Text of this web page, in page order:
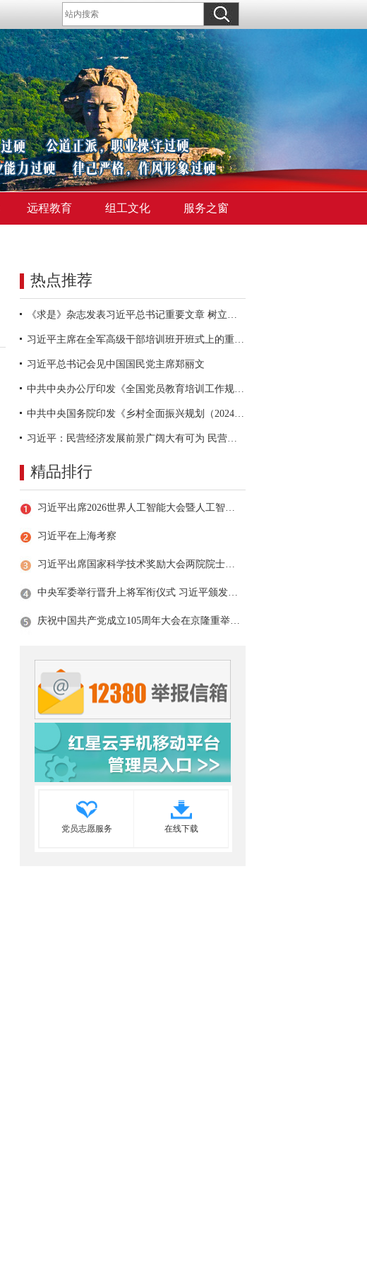
远程教育 组工文化 服务之窗
热点推荐
《求是》杂志发表习近平总书记重要文章 树立和践行正确政绩观
习近平主席在全军高级干部培训班开班式上的重要讲话引领全军开展思想整风、深化政治整训
习近平总书记会见中国国民党主席郑丽文
中共中央办公厅印发《全国党员教育培训工作规划（2024－2028年）》
中共中央国务院印发《乡村全面振兴规划（2024—2027年）》
习近平：民营经济发展前景广阔大有可为 民营企业和民营企业家大显身手正当其时
精品排行
习近平出席2026世界人工智能大会暨人工智能全球治理高级别会议开幕式并发表主旨讲话
习近平在上海考察
习近平出席国家科学技术奖励大会两院院士大会中国科协第十一次全国代表大会并发表重要讲话
中央军委举行晋升上将军衔仪式 习近平颁发命令状并向晋衔的军官表示祝贺
庆祝中国共产党成立105周年大会在京隆重举行 习近平发表重要讲话
党员志愿服务 在线下载